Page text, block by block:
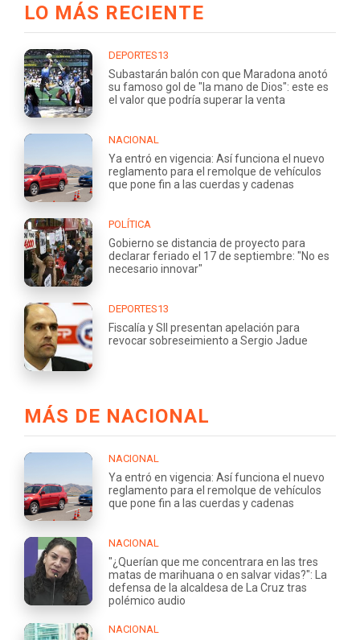
LO MÁS RECIENTE
DEPORTES13
Subastarán balón con que Maradona anotó
su famoso gol de "la mano de Dios": este es
el valor que podría superar la venta
NACIONAL
Ya entró en vigencia: Así funciona el nuevo
reglamento para el remolque de vehículos
que pone fin a las cuerdas y cadenas
POLÍTICA
Gobierno se distancia de proyecto para
declarar feriado el 17 de septiembre: "No es
necesario innovar"
DEPORTES13
Fiscalía y SII presentan apelación para
revocar sobreseimiento a Sergio Jadue
MÁS DE NACIONAL
NACIONAL
Ya entró en vigencia: Así funciona el nuevo
reglamento para el remolque de vehículos
que pone fin a las cuerdas y cadenas
NACIONAL
"¿Querían que me concentrara en las tres
matas de marihuana o en salvar vidas?": La
defensa de la alcaldesa de La Cruz tras
polémico audio
NACIONAL